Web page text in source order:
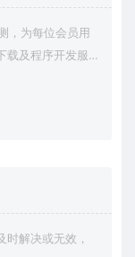
，为每位会员用
载及程序开发服
解决或无效，